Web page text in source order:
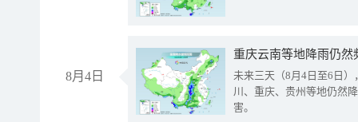
8月4日
重庆云南等地降雨仍然
未来三天（8月4日至6日
川、重庆、贵州等地仍然
害。